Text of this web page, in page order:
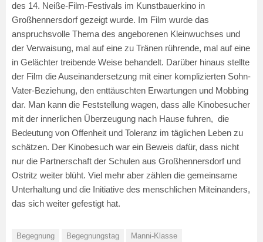
des 14. Neiße-Film-Festivals im Kunstbauerkino in
Großhennersdorf gezeigt wurde. Im Film wurde das
anspruchsvolle Thema des angeborenen Kleinwuchses und
der Verwaisung, mal auf eine zu Tränen rührende, mal auf eine
in Gelächter treibende Weise behandelt. Darüber hinaus stellte
der Film die Auseinandersetzung mit einer komplizierten Sohn-
Vater-Beziehung, den enttäuschten Erwartungen und Mobbing
dar. Man kann die Feststellung wagen, dass alle Kinobesucher
mit der innerlichen Überzeugung nach Hause fuhren, die
Bedeutung von Offenheit und Toleranz im täglichen Leben zu
schätzen. Der Kinobesuch war ein Beweis dafür, dass nicht
nur die Partnerschaft der Schulen aus Großhennersdorf und
Ostritz weiter blüht. Viel mehr aber zählen die gemeinsame
Unterhaltung und die Initiative des menschlichen Miteinanders,
das sich weiter gefestigt hat.
Begegnung Begegnungstag
Manni-Klasse